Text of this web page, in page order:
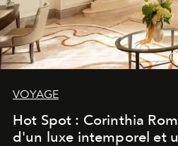
VOYAGE
Hot Spot : Corinthia
d'un luxe intemporel et